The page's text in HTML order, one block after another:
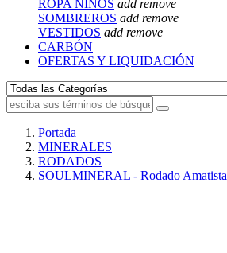
ROPA NIÑOS add remove
SOMBREROS add remove
VESTIDOS add remove
CARBÓN
OFERTAS Y LIQUIDACIÓN
Portada
MINERALES
RODADOS
SOULMINERAL - Rodado Amatista